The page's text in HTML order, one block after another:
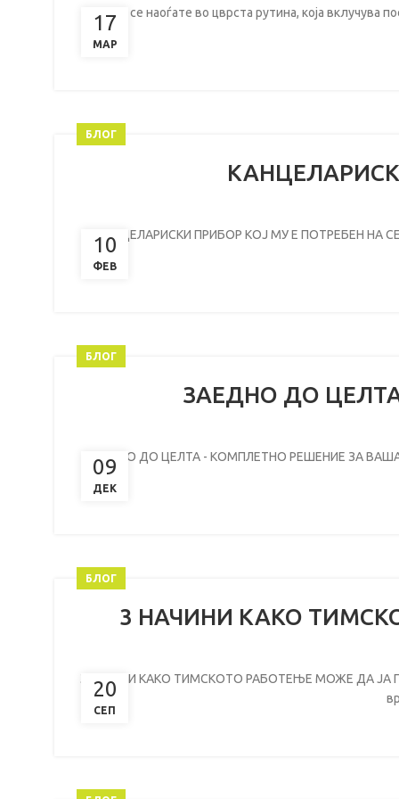
17
МАР
Дали се наоѓате во цврста рутина, која
10
ФЕВ
БЛОГ
КАНЦЕЛАРИСКИ ПРИБОР КОЈ МУ Е ПОТРЕБЕН НА
09
ДЕК
БЛОГ
ЗАЕДНО ДО
ЗАЕДНО ДО ЦЕЛТА - КОМПЛЕТНО РЕШЕНИЕ ЗА
20
СЕП
БЛОГ
3 НАЧИНИ КАКО
3 НАЧИНИ КАКО ТИМСКОТО РАБОТЕЊЕ МОЖЕ ДА ЈА